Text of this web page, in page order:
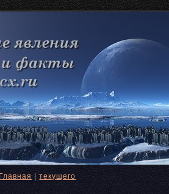
|текущего